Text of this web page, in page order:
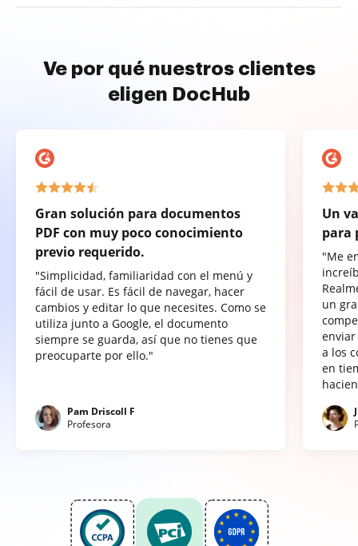
Ve por qué nuestros clientes
eligen DocHub
Gran solución para documentos
PDF con muy poco conocimiento
previo requerido.
"Simplicidad, familiaridad con el menú y
fácil de usar. Es fácil de navegar, hacer
cambios y editar lo que necesites. Como se
utiliza junto a Google, el documento
siempre se guarda, así que no tienes que
preocuparte por ello."
Pam Driscoll F
Profesora
Un
para
"Me
un
a los
en